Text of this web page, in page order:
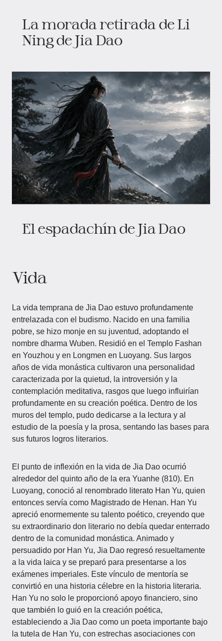
La morada retirada de Li
Ning de Jia Dao
El espadachín de Jia Dao
Vida
La vida temprana de Jia Dao estuvo profundamente
entrelazada con el budismo. Nacido en una familia
pobre, se hizo monje en su juventud, adoptando el
nombre dharma Wuben. Residió en el Templo Fashan
en Youzhou y en Longmen en Luoyang. Sus largos
años de vida monástica cultivaron una personalidad
caracterizada por la quietud, la introversión y la
contemplación meditativa, rasgos que luego influirían
profundamente en su creación poética. Dentro de los
muros del templo, pudo dedicarse a la lectura y al
estudio de la poesía y la prosa, sentando las bases para
sus futuros logros literarios.
El punto de inflexión en la vida de Jia Dao ocurrió
alrededor del quinto año de la era Yuanhe (810). En
Luoyang, conoció al renombrado literato Han Yu, quien
entonces servía como Magistrado de Henan. Han Yu
apreció enormemente su talento poético, creyendo que
su extraordinario don literario no debía quedar enterrado
dentro de la comunidad monástica. Animado y
persuadido por Han Yu, Jia Dao regresó resueltamente
a la vida laica y se preparó para presentarse a los
exámenes imperiales. Este vínculo de mentoría se
convirtió en una historia célebre en la historia literaria.
Han Yu no solo le proporcionó apoyo financiero, sino
que también lo guió en la creación poética,
estableciendo a Jia Dao como un poeta importante bajo
la tutela de Han Yu, con estrechas asociaciones con